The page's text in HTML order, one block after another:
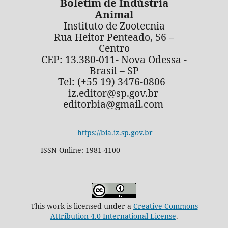
Animal
Instituto de Zootecnia
Rua Heitor Penteado, 56 –
Centro
CEP: 13.380-011- Nova Odessa -
Brasil – SP
Tel: (+55 19) 3476-0806
iz.editor@sp.gov.br
editorbia@gmail.com
https://bia.iz.sp.gov.br
ISSN Online: 1981-4100
This work is licensed under a Creative Commons
Attribution 4.0 International License.